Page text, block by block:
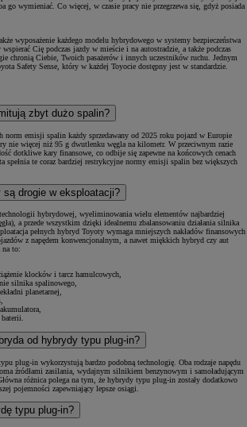
go wymieniać. Co więcej, w czasie pracy nie przegrzewa się, gdyż posiada
wyposażenie każdego modelu hybrydowego w systemy bezpieczeństwa
Cię podczas jazdy w mieście i na autostradzie, a także podczas
chronią Ciebie, Twoich pasażerów i innych uczestników ruchu. Jednym
Safety Sense, który w każdej Toyocie dostępny jest w standardzie.
zbyt dużo spalin?
norm emisji spalin każdy sprzedawany od 2025 roku pojazd w Europie
nie więcej niż 95 g dwutlenku węgla na kilometr. W przeciwnym razie
dotkliwe kary finansowe, co odbije się zapewne na końcowych cenach
spełnia te coraz bardziej restrykcyjne normy emisji spalin bez większych
są drogie w eksploatacji?
hybrydowej, wyeliminowania wielu elementów najbardziej
a przede wszystkim dzięki idealnemu zbalansowaniu działania silnika
pełnych hybryd Toyoty wymaga mniejszych nakładów finansowych
z napędem konwencjonalnym, a nawet miękkich hybryd czy aut
na to:
klocków i tarcz hamulcowych,
silnika spalinowego,
planetarnej,
baterii.
od hybrydy typu plug-in?
plug-in wykorzystują bardzo podobną technologię. Oba rodzaje napędu
źródłami zasilania, wydajnym silnikiem benzynowym i samoładującym
różnica polega na tym, że hybrydy typu plug-in zostały dodatkowo
pojemności zapewniający lepsze osiągi.
typu plug-in?